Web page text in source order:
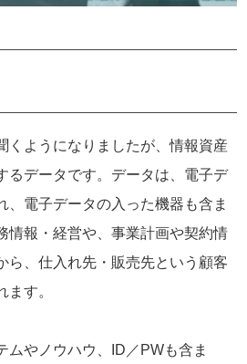
くようになりましたが、情報資産
るデータです。データは、電子デ
、電子データの入った機器も含ま
情報・経営や、事業計画や契約情
ら、仕入れ先・販売先という顧客
す。
ムやノウハウ、ID／PWも含ま